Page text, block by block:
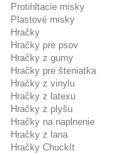
Protihltacie misky
Plastové misky
Hračky
Hračky pre psov
Hračky z gumy
Hračky pre šteniatka
Hračky z vinylu
Hračky z latexu
Hračky z plyšu
Hračky na naplnenie
Hračky z lana
Hračky ChuckIt